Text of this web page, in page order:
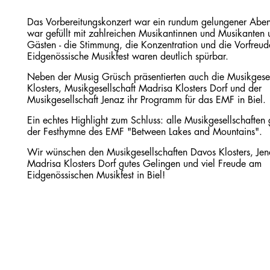
Das Vorbereitungskonzert war ein rundum gelungener
war gefüllt mit zahlreichen Musikantinnen und Musikanten
Gästen - die Stimmung, die Konzentration und die
Eidgenössische Musikfest waren deutlich spürbar.
Neben der Musig Grüsch präsentierten auch die
Klosters, Musikgesellschaft Madrisa Klosters Dorf und der
Musikgesellschaft Jenaz ihr Programm für das EMF in Biel.
Ein echtes Highlight zum Schluss: alle Musikgesellschaften
der Festhymne des EMF "Between Lakes and Mountains".
Wir wünschen den Musikgesellschaften Davos Klosters,
Madrisa Klosters Dorf gutes Gelingen und viel Freude am
Eidgenössischen Musikfest in Biel!